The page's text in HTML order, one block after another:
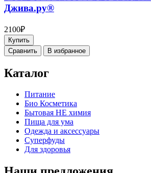
Джива.ру®
2100₽
Купить
Cравнить
В избранное
Каталог
Питание
Био Косметика
Бытовая НЕ химия
Пища для ума
Одежда и аксессуары
Суперфуды
Для здоровья